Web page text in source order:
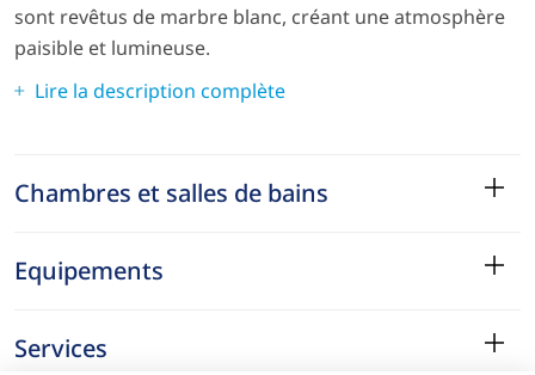
sont revêtus de marbre blanc, créant une atmosphère
paisible et lumineuse.
Lire la description complète
Chambres et salles de bains
Equipements
Services